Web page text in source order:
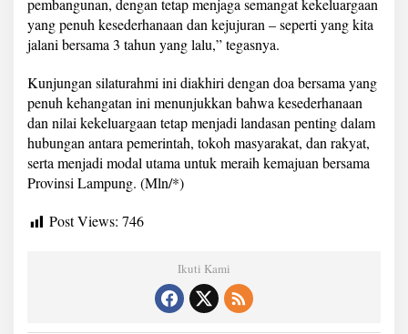
pembangunan, dengan tetap menjaga semangat kekeluargaan
yang penuh kesederhanaan dan kejujuran – seperti yang kita
jalani bersama 3 tahun yang lalu,” tegasnya.
Kunjungan silaturahmi ini diakhiri dengan doa bersama yang
penuh kehangatan ini menunjukkan bahwa kesederhanaan
dan nilai kekeluargaan tetap menjadi landasan penting dalam
hubungan antara pemerintah, tokoh masyarakat, dan rakyat,
serta menjadi modal utama untuk meraih kemajuan bersama
Provinsi Lampung. (Mln/*)
Post Views: 746
Ikuti Kami